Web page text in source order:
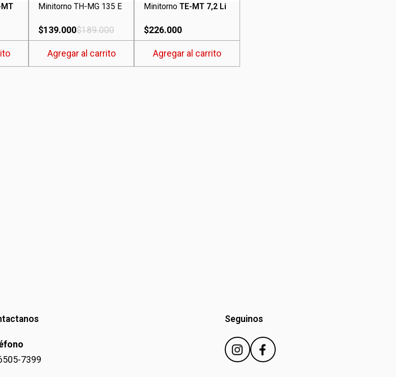
Minitorno TH-MG 135 E
$189.000
$139.000
Agregar al carrito
MinitornoTE-MT 7,2 Li
$226.000
Agregar al carrito
7399
Seguinos